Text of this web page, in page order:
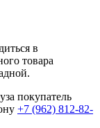
в
товара
покупатель
+7 (962) 812-82-